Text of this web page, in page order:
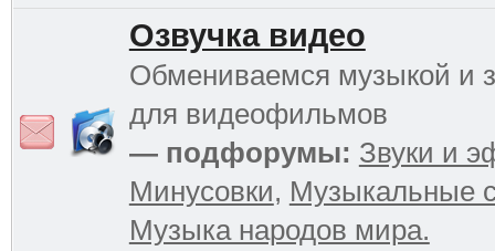
Озвучка видео
Обмениваемся музыкой и
для видеофильмов
— подфорумы: Звуки и
Минусовки, Музыкальные
Музыка народов мира.